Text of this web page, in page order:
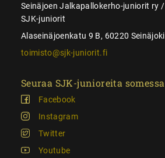
Seinäjoen Jalkapallokerho-juniorit ry /
SJK-juniorit
Alaseinäjoenkatu 9 B, 60220 Seinäjoki
toimisto@sjk-juniorit.fi
Seuraa SJK-junioreita somessa
Facebook
Instagram
Twitter
Youtube